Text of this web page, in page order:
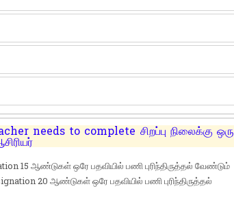
needs to complete சிறப்பு நிலைக்கு ஒரு
15 ஆண்டுகள் ஒரே பதவியில் பணி புரிந்திருத்தல் வேண்டும்
20 ஆண்டுகள் ஒரே பதவியில் பணி புரிந்திருத்தல்